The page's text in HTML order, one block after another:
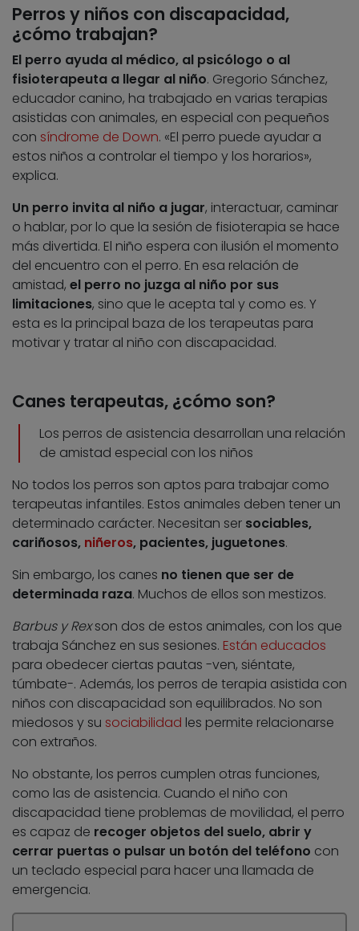
Perros y niños con discapacidad,
¿cómo trabajan?
El perro ayuda al médico, al psicólogo o al
fisioterapeuta a llegar al niño. Gregorio Sánchez,
educador canino, ha trabajado en varias terapias
asistidas con animales, en especial con pequeños
con síndrome de Down. «El perro puede ayudar a
estos niños a controlar el tiempo y los horarios»,
explica.
Un perro invita al niño a jugar, interactuar, caminar
o hablar, por lo que la sesión de fisioterapia se hace
más divertida. El niño espera con ilusión el momento
del encuentro con el perro. En esa relación de
amistad, el perro no juzga al niño por sus
limitaciones, sino que le acepta tal y como es. Y
esta es la principal baza de los terapeutas para
motivar y tratar al niño con discapacidad.
Canes terapeutas, ¿cómo son?
Los perros de asistencia desarrollan una relación
de amistad especial con los niños
No todos los perros son aptos para trabajar como
terapeutas infantiles. Estos animales deben tener un
determinado carácter. Necesitan ser sociables,
cariñosos, niñeros, pacientes, juguetones.
Sin embargo, los canes no tienen que ser de
determinada raza. Muchos de ellos son mestizos.
Barbus y Rexson dos de estos animales, con los que
trabaja Sánchez en sus sesiones. Están educados
para obedecer ciertas pautas -ven, siéntate,
túmbate-. Además, los perros de terapia asistida con
niños con discapacidad son equilibrados. No son
miedosos y su sociabilidad les permite relacionarse
con extraños.
No obstante, los perros cumplen otras funciones,
como las de asistencia. Cuando el niño con
discapacidad tiene problemas de movilidad, el perro
es capaz de recoger objetos del suelo, abrir y
cerrar puertas o pulsar un botón del teléfono con
un teclado especial para hacer una llamada de
emergencia.